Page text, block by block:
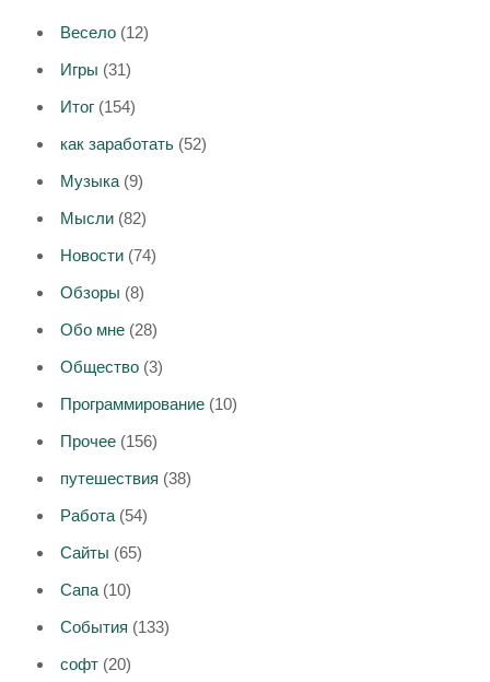
Весело(12)
Игры (31)
Итог(154)
как заработать(52)
Музыка(9)
Мысли(82)
Новости(74)
Обзоры (8)
Обо мне(28)
Общество(3)
Программирование(10)
Прочее(156)
путешествия (38)
Работа(54)
Сайты (65)
Сапа(10)
События (133)
софт(20)